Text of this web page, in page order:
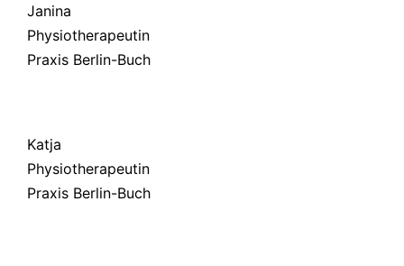
Janina
Physiotherapeutin
Praxis Berlin-Buch
Katja
Physiotherapeutin
Praxis Berlin-Buch